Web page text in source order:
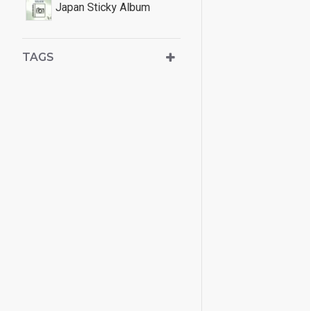
Japan Sticky Album
TAGS